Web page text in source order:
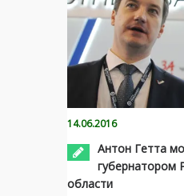
14.06.2016
Антон Гетта
губернатором
области